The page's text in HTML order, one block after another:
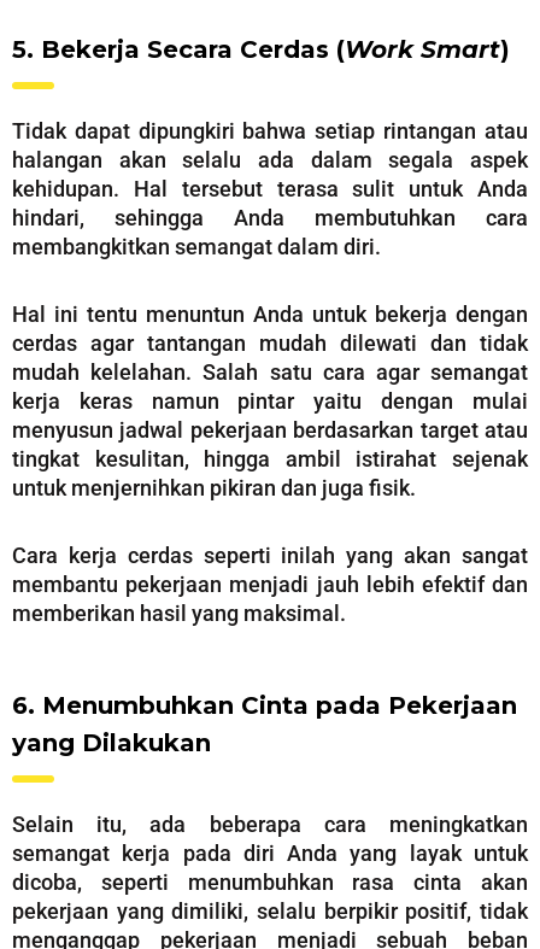
5. Bekerja Secara Cerdas (Work Smart)
Tidak dapat dipungkiri bahwa setiap rintangan atau
halangan akan selalu ada dalam segala aspek
kehidupan. Hal tersebut terasa sulit untuk Anda
hindari, sehingga Anda membutuhkan cara
membangkitkan semangat dalam diri.
Hal ini tentu menuntun Anda untuk bekerja dengan
cerdas agar tantangan mudah dilewati dan tidak
mudah kelelahan. Salah satu cara agar semangat
kerja keras namun pintar yaitu dengan mulai
menyusun jadwal pekerjaan berdasarkan target atau
tingkat kesulitan, hingga ambil istirahat sejenak
untuk menjernihkan pikiran dan juga fisik.
Cara kerja cerdas seperti inilah yang akan sangat
membantu pekerjaan menjadi jauh lebih efektif dan
memberikan hasil yang maksimal.
6. Menumbuhkan Cinta pada Pekerjaan
yang Dilakukan
Selain itu, ada beberapa cara meningkatkan
semangat kerja pada diri Anda yang layak untuk
dicoba, seperti menumbuhkan rasa cinta akan
pekerjaan yang dimiliki, selalu berpikir positif, tidak
menganggap pekerjaan menjadi sebuah beban